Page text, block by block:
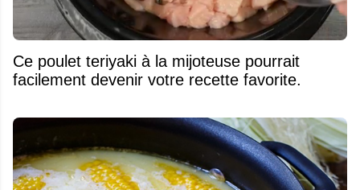
Ce poulet teriyaki à la mijoteuse pourrait
facilement devenir votre recette favorite.